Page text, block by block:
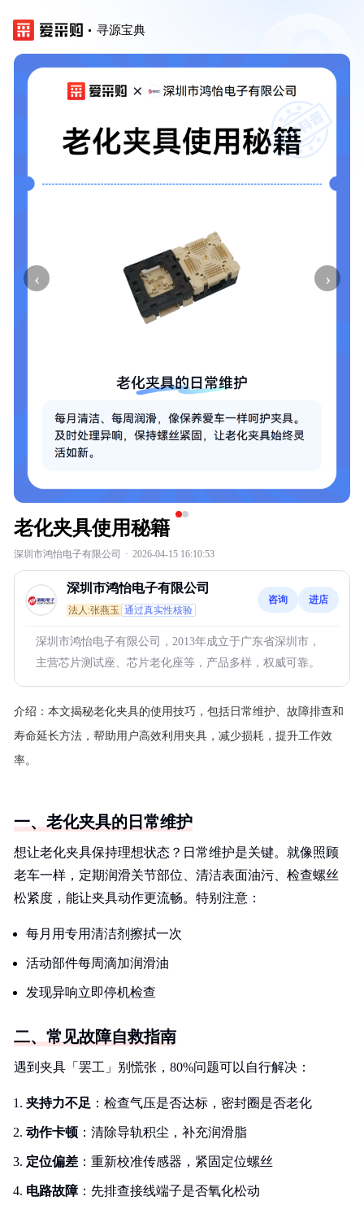
寻源宝典
‹ ›
老化夹具使用秘籍
深圳市鸿怡电子有限公司 · 2026-04-15 16:10:53
深圳市鸿怡电子有限公司
法人:张燕玉 通过真实性核验
咨询 进店
深圳市鸿怡电子有限公司，2013年成立于广东省深圳市，
主营芯片测试座、芯片老化座等，产品多样，权威可靠。
介绍： 本文揭秘老化夹具的使用技巧，包括日常维护、故障排查和
寿命延长方法，帮助用户高效利用夹具，减少损耗，提升工作效
率。
一、老化夹具的日常维护
想让老化夹具保持理想状态？日常维护是关键。就像照顾
老车一样，定期润滑关节部位、清洁表面油污、检查螺丝
松紧度，能让夹具动作更流畅。特别注意：
每月用专用清洁剂擦拭一次
活动部件每周滴加润滑油
发现异响立即停机检查
二、常见故障自救指南
遇到夹具「罢工」别慌张，80%问题可以自行解决：
夹持力不足 ：检查气压是否达标，密封圈是否老化
动作卡顿 ：清除导轨积尘，补充润滑脂
定位偏差 ：重新校准传感器，紧固定位螺丝
电路故障：先排查接线端子是否氧化松动